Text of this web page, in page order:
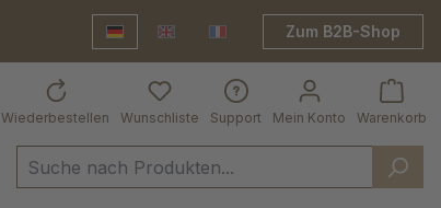
Deutsch Frankreich Shop
Zum B2B-Shop
Wiederbestellen Mein Konto
Wunschliste Support Warenkorb